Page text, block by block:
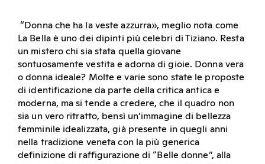
“Donna che ha la veste azzurra», meglio nota come
La Bella è uno dei dipinti più celebri di Tiziano. Resta
un mistero chi sia stata quella giovane
sontuosamente vestita e adorna di gioie. Donna vera
o donna ideale? Molte e varie sono state le proposte
di identificazione da parte della critica antica e
moderna, ma si tende a credere, che il quadro non
sia un vero ritratto, bensì un’immagine di bellezza
femminile idealizzata, già presente in quegli anni
nella tradizione veneta con la più generica
definizione di raffigurazione di “Belle donne”, alla